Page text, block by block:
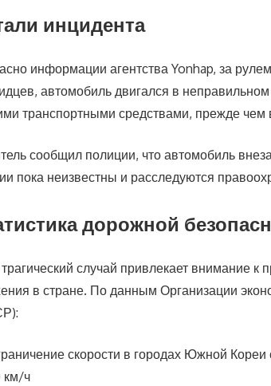
инцидента
информации агентства Yonhap, за
автомобиль двигался в
транспортными средствами, прежде чем
сообщил полиции, что автомобиль
пока неизвестны и расследуются
дорожной
случай привлекает внимание к
в стране. По данным Организации
скорости в городах Южной
км/ч